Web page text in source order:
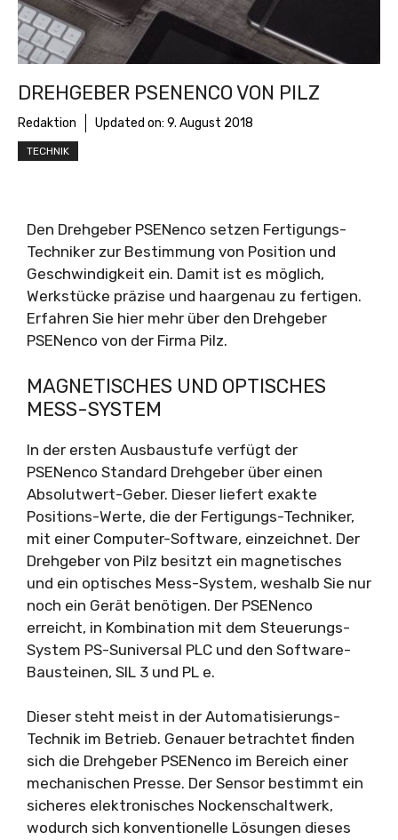
DREHGEBER PSENENCO VON PILZ
Redaktion Updated on: 9. August 2018
TECHNIK
Den Drehgeber PSENenco setzen Fertigungs-
Techniker zur Bestimmung von Position und
Geschwindigkeit ein. Damit ist es möglich,
Werkstücke präzise und haargenau zu fertigen.
Erfahren Sie hier mehr über den Drehgeber
PSENenco von der Firma Pilz.
MAGNETISCHES UND OPTISCHES
MESS-SYSTEM
In der ersten Ausbaustufe verfügt der
PSENenco Standard Drehgeber über einen
Absolutwert-Geber. Dieser liefert exakte
Positions-Werte, die der Fertigungs-Techniker,
mit einer Computer-Software, einzeichnet. Der
Drehgeber von Pilz besitzt ein magnetisches
und ein optisches Mess-System, weshalb Sie nur
noch ein Gerät benötigen. Der PSENenco
erreicht, in Kombination mit dem Steuerungs-
System PS-Suniversal PLC und den Software-
Bausteinen, SIL 3 und PL e.
Dieser steht meist in der Automatisierungs-
Technik im Betrieb. Genauer betrachtet finden
sich die Drehgeber PSENenco im Bereich einer
mechanischen Presse. Der Sensor bestimmt ein
sicheres elektronisches Nockenschaltwerk,
wodurch sich konventionelle Lösungen dieses